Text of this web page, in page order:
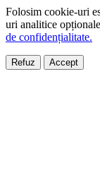
Folosim cookie-uri
uri analitice
de confidențialitate.
Refuz Accept